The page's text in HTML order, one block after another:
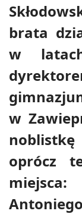
brata
w
w
oprócz